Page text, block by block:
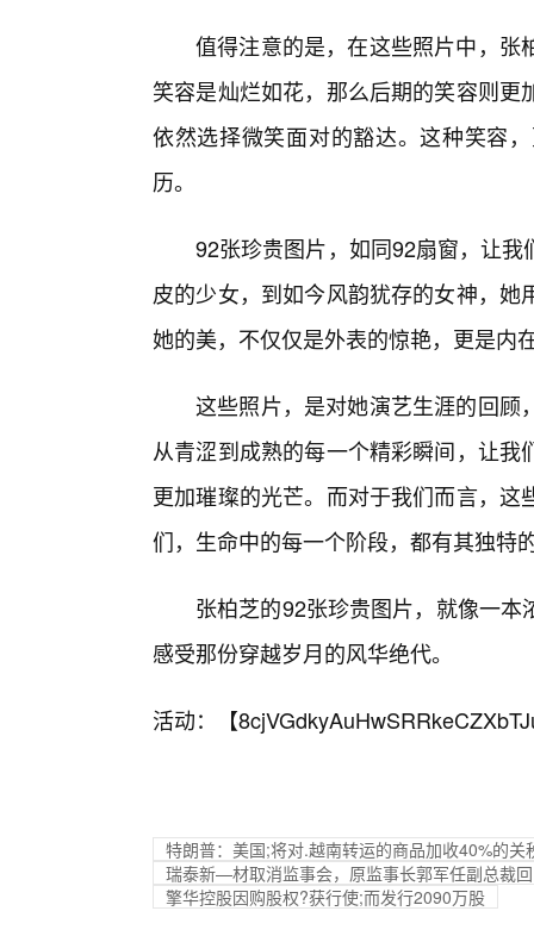
值得注意的是，在这些照片中，张
笑容是灿烂如花，那么后期的笑容则
依然选择微笑面对的豁达。这种笑容
历。
92张珍贵图片，如同92扇窗，让
皮的少女，到如今风韵犹存的女神，
她的美，不仅仅是外表的惊艳，更是内
这些照片，是对她演艺生涯的回顾
从青涩到成熟的每一个精彩瞬间，让
更加璀璨的光芒。而对于我们而言，
们，生命中的每一个阶段，都有其独特
张柏芝的92张珍贵图片，就像一
感受那份穿越岁月的风华绝代。
活动：【
特朗普：美国;将对.越南转运的商品加收40%的关
瑞泰新—材取消监事会，原监事长郭军任副总裁
擎华控股因购股权?获行使;而发行2090万股